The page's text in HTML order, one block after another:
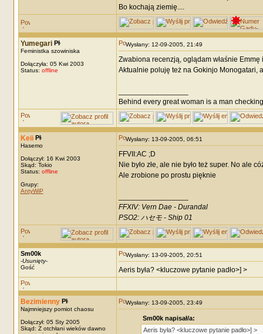
Bo kochają ziemię....
Yumegari
Feministka szowiniska
Dołączyła: 05 Kwi 2003
Status: offline
Wysłany: 12-09-2005, 21:49
Zwabiona recenzją, oglądam właśnie
Aktualnie poluję też na Gokinjo Monogatari,
Behind every great woman is a man
Keii
Hasemo
Dołączył: 16 Kwi 2003
Skąd: Tokio
Status: offline
Grupy:
AntyWiP
Wysłany: 13-09-2005, 06:51
FFVII:AC ;D
Nie było złe, ale nie było też super. No ale
Ale zrobione po prostu pięknie
FFXIV: Vern Dae - Durandal
PSO2: ハセモ - Ship 01
Sm00k
-Usunięty-
Gość
Wysłany: 13-09-2005, 20:51
Aeris była? <kluczowe pytanie padło>] >
Bezimienny
Najmniejszy pomiot chaosu
Dołączył: 05 Sty 2005
Skąd: Z otchłani wieków dawno
Wysłany: 13-09-2005, 23:49
Sm00k napisał/a:
Aeris była? <kluczowe pytanie padło>] >